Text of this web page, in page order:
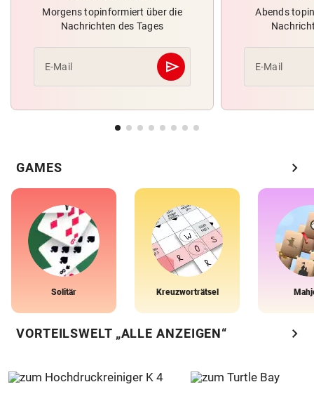
Morgens topinformiert über die
Nachrichten des Tages
E-Mail send
Abschicken
Abends
E-Mail
GAMES chevron_right
Solitär Kreuzworträtsel
VORTEILSWELT „ALLE ANZEIGEN“ chevron_right